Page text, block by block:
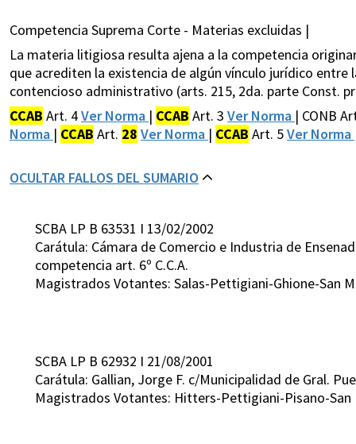
Competencia Suprema Corte - Materias excluidas |
La materia litigiosa resulta ajena a la competencia
que acrediten la existencia de algún vínculo jurídico
contencioso administrativo (arts. 215, 2da. parte Const.
CCAB Art. 4Ver Norma | CCAB Art. 3 Ver Norma | CONB
Norma | CCAB Art. 28 Ver Norma | CCAB Art. 5Ver Norma
OCULTAR FALLOS DEL SUMARIO
SCBA LP B 63531 I 13/02/2002
Carátula: Cámara de Comercio e Industria de
competencia art. 6º C.C.A.
Magistrados Votantes: Salas-Pettigiani-Ghione-San
SCBA LP B 62932 I 21/08/2001
Carátula: Gallian, Jorge F. c/Municipalidad de Gral.
Magistrados Votantes: Hitters-Pettigiani-Pisano-San